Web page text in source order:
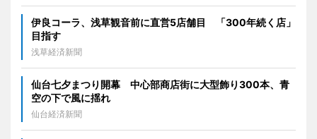
伊良コーラ、浅草観音前に直営5店舗目 「300年続く店」
目指す
浅草経済新聞
仙台七夕まつり開幕 中心部商店街に大型飾り300本、青
空の下で風に揺れ
仙台経済新聞